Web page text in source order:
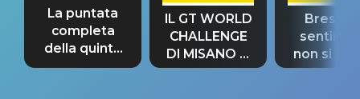
La puntata
completa
della quinta
tappa
IL GT WORLD
CHALLENGE
DI MISANO si
riconferma
Bresh:
non si
fino alla